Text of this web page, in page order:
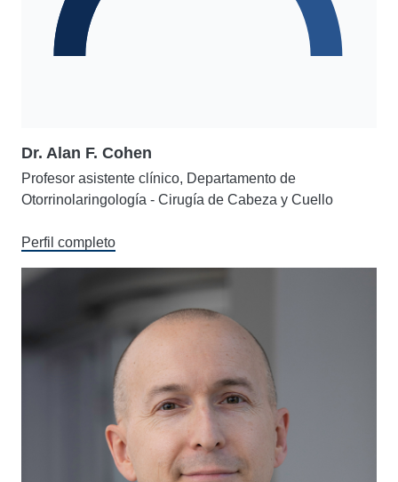
Dr. Alan F. Cohen
Profesor asistente clínico, Departamento de
Otorrinolaringología - Cirugía de Cabeza y Cuello
Perfil completo